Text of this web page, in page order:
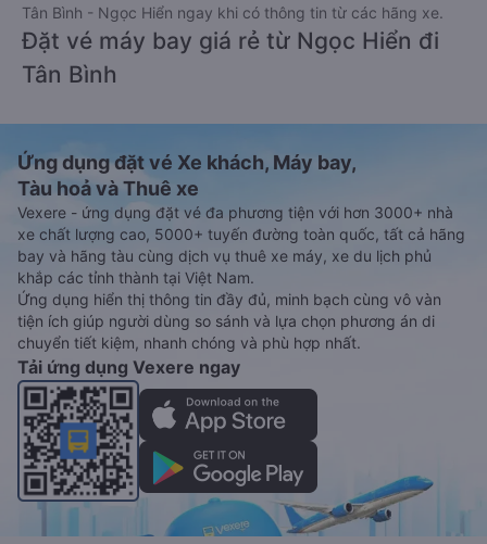
Tân Bình - Ngọc Hiển ngay khi có thông tin từ các hãng xe.
Đặt vé máy bay giá rẻ từ Ngọc Hiển đi
Tân Bình
Ứng dụng đặt vé Xe khách, Máy bay,
Tàu hoả và Thuê xe
Vexere - ứng dụng đặt vé đa phương tiện với hơn 3000+ nhà
xe chất lượng cao, 5000+ tuyến đường toàn quốc, tất cả hãng
bay và hãng tàu cùng dịch vụ thuê xe máy, xe du lịch phủ
khắp các tỉnh thành tại Việt Nam.
Ứng dụng hiển thị thông tin đầy đủ, minh bạch cùng vô vàn
tiện ích giúp người dùng so sánh và lựa chọn phương án di
chuyển tiết kiệm, nhanh chóng và phù hợp nhất.
Tải ứng dụng Vexere ngay